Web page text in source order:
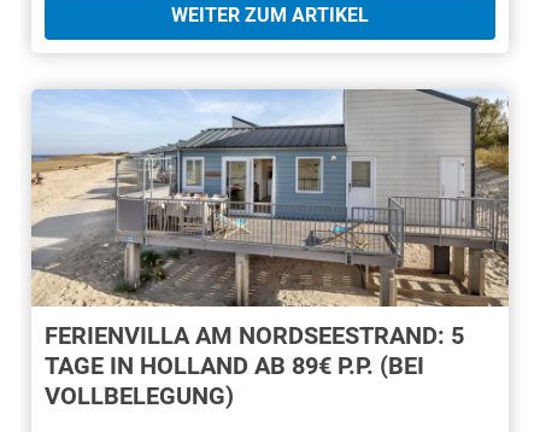
WEITER ZUM ARTIKEL
FERIENVILLA AM NORDSEESTRAND: 5
TAGE IN HOLLAND AB 89€ P.P. (BEI
VOLLBELEGUNG)